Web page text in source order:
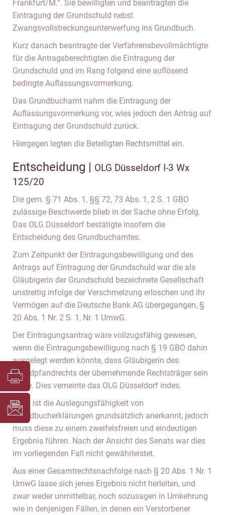
Frankfurt/M.“. Sie bewilligten und beantragten die
Eintragung der Grundschuld nebst
Zwangsvollstreckungsunterwerfung ins Grundbuch.
Kurz danach beantragte der Verfahrensbevollmächtigte
für die Antragsberechtigten die Eintragung der
Grundschuld und im Rang folgend eine auflösend
bedingte Auflassungsvormerkung.
Das Grundbuchamt nahm die Eintragung der
Auflassungsvormerkung vor, wies jedoch den Antrag auf
Eintragung der Grundschuld zurück.
Hiergegen legten die Beteiligten Rechtsmittel ein.
Entscheidung | OLG Düsseldorf I-3 Wx
125/20
Die gem. § 71 Abs. 1, §§ 72, 73 Abs. 1, 2 S. 1 GBO
zulässige Beschwerde blieb in der Sache ohne Erfolg.
Das OLG Düsseldorf bestätigte insofern die
Entscheidung des Grundbuchamtes.
Zum Zeitpunkt der Eintragungsbewilligung und des
Antrags auf Eintragung der Grundschuld war die als
Gläubigerin der Grundschuld bezeichnete Gesellschaft
unstreitig infolge der Verschmelzung erloschen und ihr
Vermögen auf die Deutsche Bank AG übergegangen, §
20 Abs. 1 Nr. 2 S. 1, Nr. 1 UmwG.
Der Eintragungsantrag wäre vollzugsfähig gewesen,
wenn die Eintragungsbewilligung nach § 19 GBO dahin
ausgelegt werden könnte, dass Gläubigerin des
Grundpfandrechts der übernehmende Rechtsträger sein
sollte. Dies verneinte das OLG Düsseldorf indes.
Zwar ist die Auslegungsfähigkeit von
Grundbucherklärungen grundsätzlich anerkannt, jedoch
muss diese zu einem zweifelsfreien und eindeutigen
Ergebnis führen. Nach der Ansicht des Senats war dies
im vorliegenden Fall nicht gewährleistet.
Aus einer Gesamtrechtsnachfolge nach § 20 Abs. 1 Nr. 1
UmwG lasse sich jenes Ergebnis nicht herleiten, und
zwar weder unmittelbar, noch sozusagen in Umkehrung
wie in denjenigen Fällen, in denen ein Verstorbener